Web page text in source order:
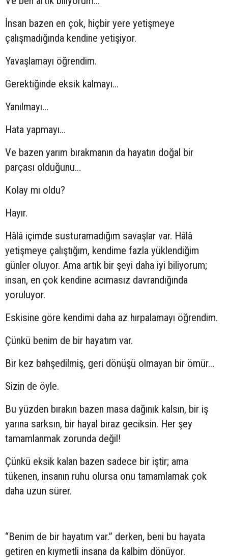
İnsan bazen en çok, hiçbir yere yetişmeye
çalışmadığında kendine yetişiyor.
Yavaşlamayı öğrendim.
Gerektiğinde eksik kalmayı…
Yanılmayı…
Hata yapmayı…
Ve bazen yarım bırakmanın da hayatın doğal bir
parçası olduğunu…
Kolay mı oldu?
Hayır.
Hâlâ içimde susturamadığım savaşlar var. Hâlâ
yetişmeye çalıştığım, kendime fazla yüklendiğim
günler oluyor. Ama artık bir şeyi daha iyi biliyorum;
insan, en çok kendine acımasız davrandığında
yoruluyor.
Eskisine göre kendimi daha az hırpalamayı öğrendim.
Çünkü benim de bir hayatım var.
Bir kez bahşedilmiş, geri dönüşü olmayan bir ömür…
Sizin de öyle.
Bu yüzden bırakın bazen masa dağınık kalsın, bir iş
yarına sarksın, bir hayal biraz geciksin. Her şey
tamamlanmak zorunda değil!
Çünkü eksik kalan bazen sadece bir iştir; ama
tükenen, insanın ruhu olursa onu tamamlamak çok
daha uzun sürer.
“Benim de bir hayatım var.” derken, beni bu hayata
getiren en kıymetli insana da kalbim dönüyor.